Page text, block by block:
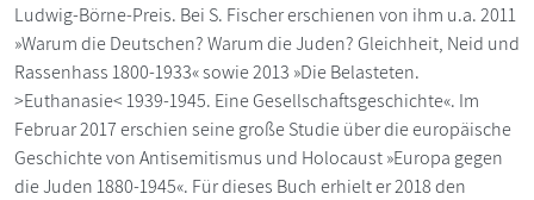
Ludwig-Börne-Preis. Bei S. Fischer erschienen von ihm u.a. 2011
»Warum die Deutschen? Warum die Juden? Gleichheit, Neid und
Rassenhass 1800-1933« sowie 2013 »Die Belasteten.
>Euthanasie< 1939-1945. Eine Gesellschaftsgeschichte«. Im
Februar 2017 erschien seine große Studie über die europäische
Geschichte von Antisemitismus und Holocaust »Europa gegen
die Juden 1880-1945«. Für dieses Buch erhielt er 2018 den